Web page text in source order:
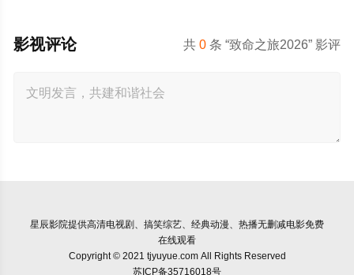
共0 条 “致命之旅2026” 影评
影视评论
星辰影院提供高清电视剧、搞笑综艺、经典动漫、热播无删减电影免费
在线观看
Copyright © 2021 tjyuyue.com All Rights Reserved
苏ICP备35716018号